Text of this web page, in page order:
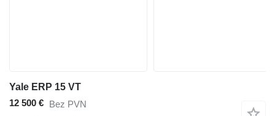
Yale ERP 15 VT
12 500 € Bez PVN